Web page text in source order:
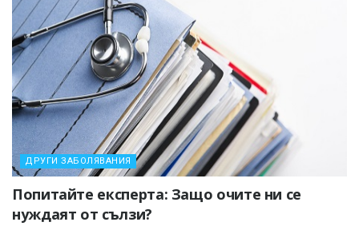
ДРУГИ ЗАБОЛЯВАНИЯ
Попитайте експерта: Защо очите ни се
нуждаят от сълзи?